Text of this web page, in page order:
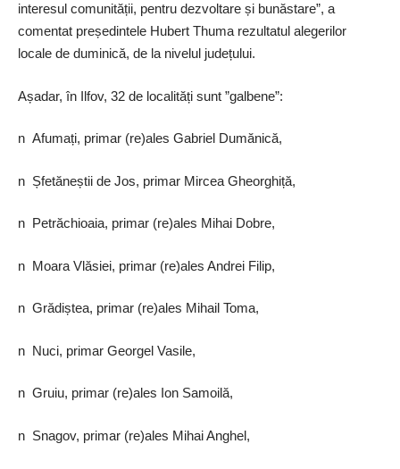
interesul comunității, pentru dezvoltare și bunăstare”, a
comentat președintele Hubert Thuma rezultatul alegerilor
locale de duminică, de la nivelul județului.
Așadar, în Ilfov, 32 de localități sunt ”galbene”:
n Afumați, primar (re)ales Gabriel Dumănică,
n Șfetăneștii de Jos, primar Mircea Gheorghiță,
n Petrăchioaia, primar (re)ales Mihai Dobre,
n Moara Vlăsiei, primar (re)ales Andrei Filip,
n Grădiștea, primar (re)ales Mihail Toma,
n Nuci, primar Georgel Vasile,
n Gruiu, primar (re)ales Ion Samoilă,
n Snagov, primar (re)ales Mihai Anghel,